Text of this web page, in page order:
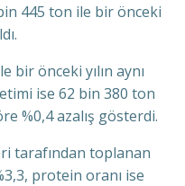
445 ton ile bir önceki
önceki yılın aynı
ise 62 bin 380 ton
%0,4 azalış gösterdi.
tarafından toplanan
protein oranı ise